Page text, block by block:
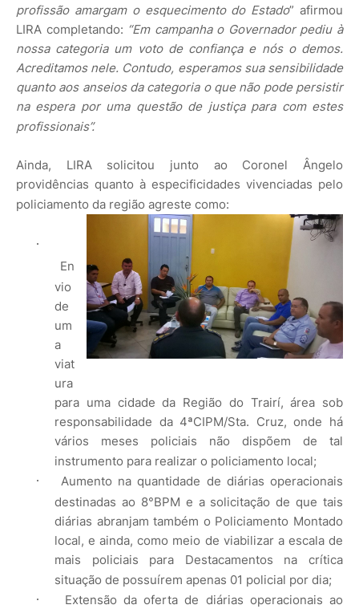
profissão amargam o esquecimento do Estado” afirmou
LIRA completando: “Em campanha o Governador pediu à
nossa categoria um voto de confiança e nós o demos.
Acreditamos nele. Contudo, esperamos sua sensibilidade
quanto aos anseios da categoria o que não pode persistir
na espera por uma questão de justiça para com estes
profissionais”.
Ainda, LIRA solicitou junto ao Coronel Ângelo
providências quanto à especificidades vivenciadas pelo
policiamento da região agreste como:
·
En
vio
de
um
a
viat
ura
para uma cidade da Região do Trairí, área sob
responsabilidade da 4ªCIPM/Sta. Cruz, onde há
vários meses policiais não dispõem de tal
instrumento para realizar o policiamento local;
·
Aumento na quantidade de diárias operacionais
destinadas ao 8°BPM e a solicitação de que tais
diárias abranjam também o Policiamento Montado
local, e ainda, como meio de viabilizar a escala de
mais policiais para Destacamentos na crítica
situação de possuírem apenas 01 policial por dia;
·
Extensão da oferta de diárias operacionais ao